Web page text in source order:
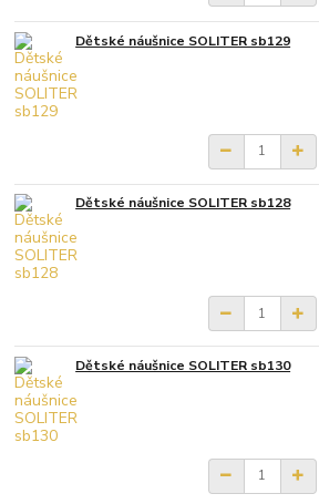
Dětské náušnice SOLITER sb129
Dětské náušnice SOLITER sb128
Dětské náušnice SOLITER sb130